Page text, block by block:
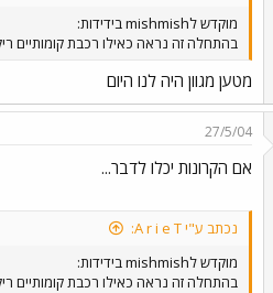
מוקדש לmishmish בידידות:
בהתחלה זה נראה כאילו רכבת קומותיים
מטען מגוון היה לנו היום
27/5/04
אם הקרונות יכלו לדבר...
נכתב ע"י A r i e T:
מוקדש לmishmish בידידות:
בהתחלה זה נראה כאילו רכבת קומותיים